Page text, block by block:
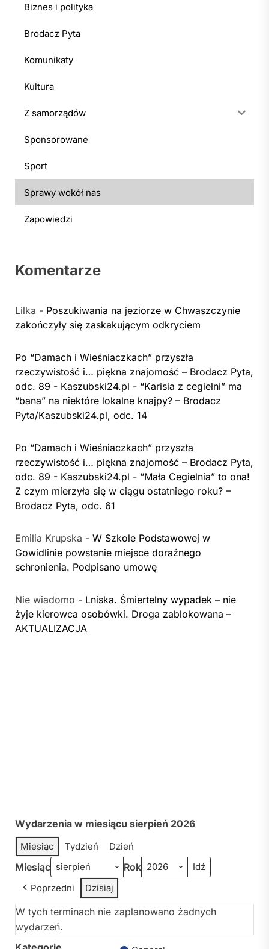
Biznes i polityka
Brodacz Pyta
Komunikaty
Kultura
Z samorządów
Sponsorowane
Sport
Sprawy wokół nas
Zapowiedzi
Komentarze
Lilka - Poszukiwania na jeziorze w Chwaszczynie
zakończyły się zaskakującym odkryciem
Po “Damach i Wieśniaczkach” przyszła
rzeczywistość i… piękna znajomość – Brodacz Pyta,
odc. 89 - Kaszubski24.pl - “Karisia z cegielni” ma
“bana” na niektóre lokalne knajpy? – Brodacz
Pyta/Kaszubski24.pl, odc. 14
Po “Damach i Wieśniaczkach” przyszła
rzeczywistość i… piękna znajomość – Brodacz Pyta,
odc. 89 - Kaszubski24.pl - “Mała Cegielnia” to ona!
Z czym mierzyła się w ciągu ostatniego roku? –
Brodacz Pyta, odc. 61
Emilia Krupska - W Szkole Podstawowej w
Gowidlinie powstanie miejsce doraźnego
schronienia. Podpisano umowę
Nie wiadomo - Lniska. Śmiertelny wypadek – nie
żyje kierowca osobówki. Droga zablokowana –
AKTUALIZACJA
Wydarzenia w miesiącu sierpień 2026
Miesiąc Tydzień Dzień
Miesiąc Rok
Poprzedni Dzisiaj
W tych terminach nie zaplanowano żadnych
wydarzeń.